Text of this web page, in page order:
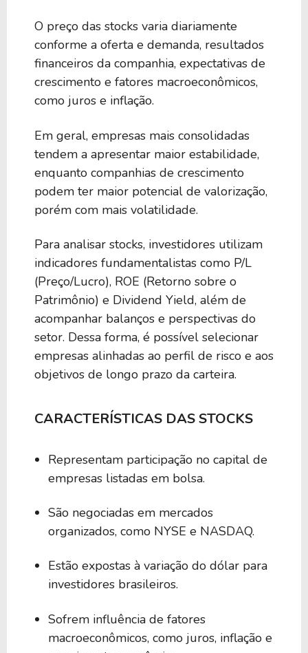
O preço das stocks varia diariamente
conforme a oferta e demanda, resultados
financeiros da companhia, expectativas de
crescimento e fatores macroeconômicos,
como juros e inflação.
Em geral, empresas mais consolidadas
tendem a apresentar maior estabilidade,
enquanto companhias de crescimento
podem ter maior potencial de valorização,
porém com mais volatilidade.
Para analisar stocks, investidores utilizam
indicadores fundamentalistas como P/L
(Preço/Lucro), ROE (Retorno sobre o
Patrimônio) e Dividend Yield, além de
acompanhar balanços e perspectivas do
setor. Dessa forma, é possível selecionar
empresas alinhadas ao perfil de risco e aos
objetivos de longo prazo da carteira.
CARACTERÍSTICAS DAS STOCKS
Representam participação no capital de
empresas listadas em bolsa.
São negociadas em mercados
organizados, como NYSE e NASDAQ.
Estão expostas à variação do dólar para
investidores brasileiros.
Sofrem influência de fatores
macroeconômicos, como juros, inflação e